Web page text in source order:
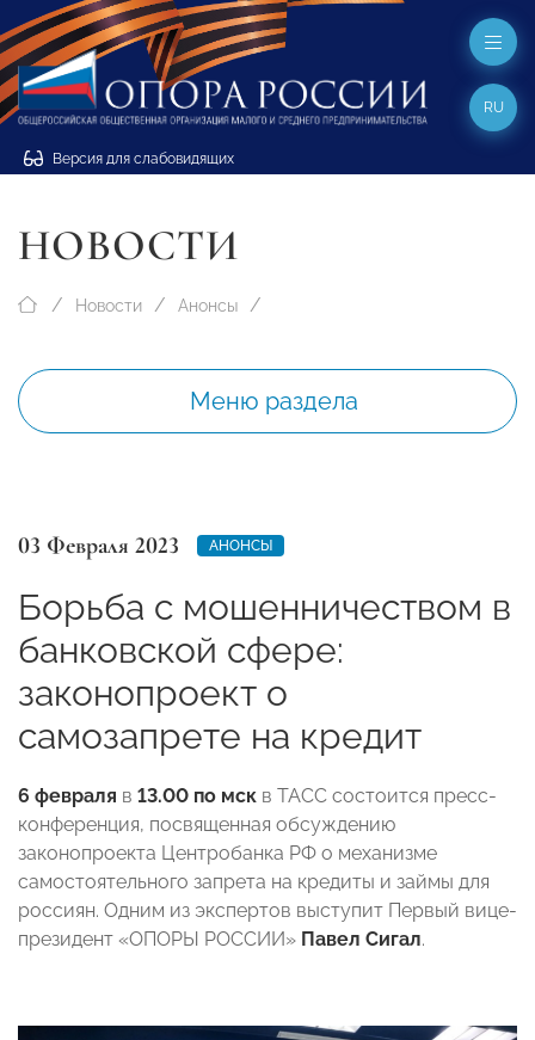
Версия для слабовидящих
RU
НОВОСТИ
Новости Анонсы
Меню раздела
03 Февраля 2023 АНОНСЫ
Борьба с мошенничеством в
банковской сфере:
законопроект о
самозапрете на кредит
6 февраля в 13.00 по мск в ТАСС состоится пресс-
конференция, посвященная обсуждению
законопроекта Центробанка РФ о механизме
самостоятельного запрета на кредиты и займы для
россиян. Одним из экспертов выступит Первый вице-
президент «ОПОРЫ РОССИИ» Павел Сигал.